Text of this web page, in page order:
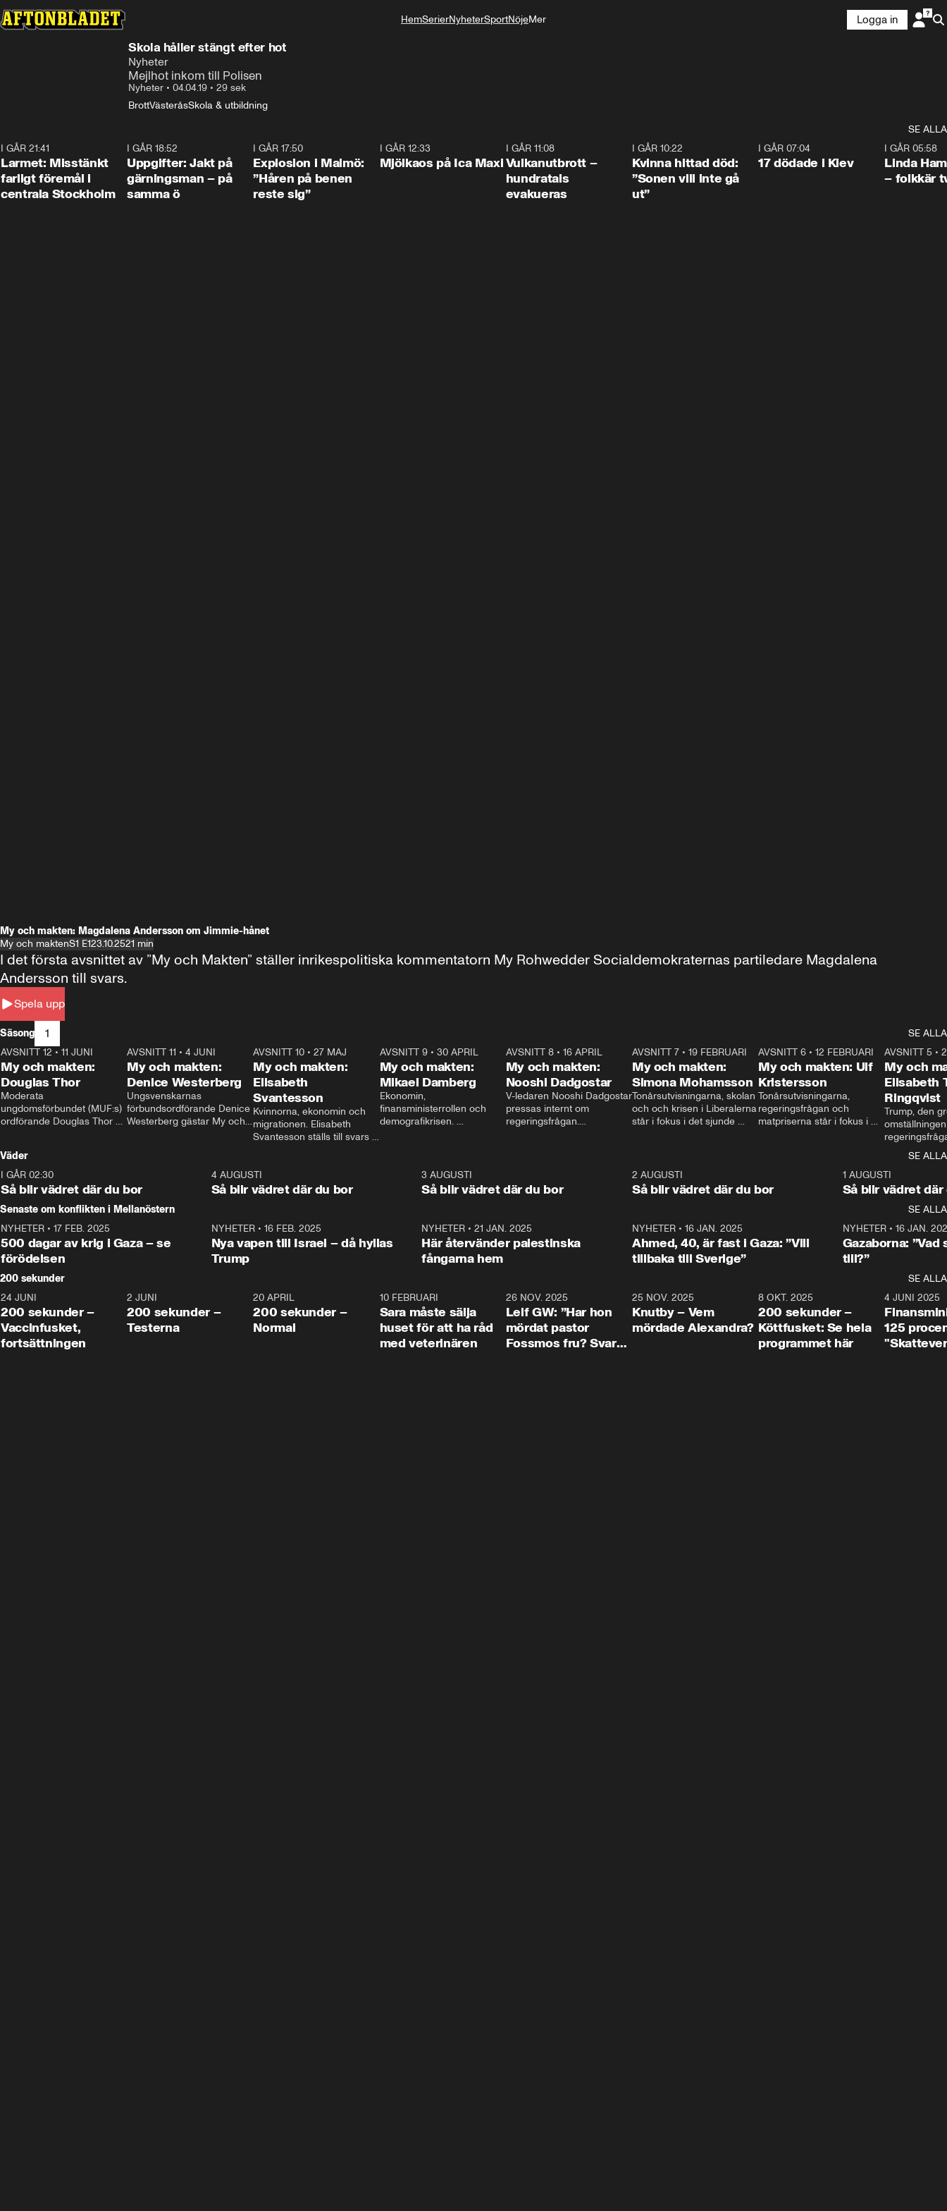
HemSerierNyheterSportNöjeMer
Logga in
Skola håller stängt efter hot
Nyheter
Mejlhot inkom till Polisen
Nyheter • 04.04.19 • 29 sek
BrottVästeråsSkola & utbildning
SE ALLA
I GÅR 21:41
Larmet: Misstänkt
farligt föremål i
centrala Stockholm
I GÅR 18:52
Uppgifter: Jakt på
gärningsman – på
samma ö
I GÅR 17:50
Explosion i Malmö:
”Håren på benen
reste sig”
I GÅR 12:33
Mjölkaos på Ica Maxi
I GÅR 11:08
Vulkanutbrott –
hundratals
evakueras
I GÅR 10:22
Kvinna hittad död:
”Sonen vill inte gå
ut”
I GÅR 07:04
17 dödade i Kiev
I GÅR 05:58
Linda
– folkkär
My och makten: Magdalena Andersson om Jimmie-hånet
My och maktenS1 E123.10.2521 min
Spela upp
I det första avsnittet av ”My och Makten” ställer inrikespolitiska kommentatorn My Rohwedder Socialdemokraternas partiledare Magdalena
Andersson till svars.
Säsong 1
SE ALLA
26:27
AVSNITT 12 • 11 JUNI
My och makten:
Douglas Thor
Moderata
ungdomsförbundet (MUF:s)
ordförande Douglas Thor
tonårsutvisningarna och hur
Moderaterna ska locka
väljare till valet i höst.
23:40
AVSNITT 11 •4 JUNI
My och makten:
Denice Westerberg
Ungsvenskarnas
förbundsordförande Denice
Westerberg gästar My och
AVSNITT 10 •27 MAJ
My och makten:
Elisabeth
Svantesson
Kvinnorna, ekonomin och
migrationen. Elisabeth
Svantesson ställs till svars
AVSNITT 9• 30 APRIL
My och makten:
Mikael Damberg
Ekonomin,
finansministerrollen och
demografikrisen.
och Makten.
AVSNITT 8• 16 APRIL
My och makten:
Nooshi Dadgostar
V-ledaren Nooshi Dadgostar
pressas internt om
regeringsfrågan.
– Vi ställer upp i val. Ska vi
vara med så sitter vi förstås
24:30
AVSNITT 7• 19 FEBRUARI
My och makten:
Simona Mohamsson
Tonårsutvisningarna, skolan
och och krisen i Liberalerna
står i fokus i det sjunde
kommentator My
Rohwedder ställer
utbildnings- och
Mohamsson till svars.
27:30
AVSNITT 6 •12 FEBRUARI
My och makten: Ulf
Kristersson
Tonårsutvisningarna,
regeringsfrågan och
matpriserna står i fokus i
Rohwedder ställer
statsminister Ulf Kristersson
AVSNITT 5 •
My och
Elisabeth
Ringqvist
Trump, den
centrum i
avsnittet av
Makten”. Se
Aftonbladets
Rohwedder
Thand Ring
Väder
SE ALLA
I GÅR 02:30
Så blir vädret där du bor
1:06
4 AUGUSTI
Så blir vädret där du bor
3 AUGUSTI
Så blir vädret där du bor
2 AUGUSTI
Så blir vädret där du bor
1 AUGUSTI
Så blir vädret där
Senaste om konflikten i Mellanöstern
SE ALLA
NYHETER • 17 FEB. 2025
500 dagar av krig i Gaza – se
förödelsen
NYHETER• 16 FEB. 2025
Nya vapen till Israel – då hyllas
Trump
NYHETER •21 JAN. 2025
Här återvänder palestinska
fångarna hem
NYHETER• 16 JAN. 2025
Ahmed, 40, är fast i Gaza: ”Vill
tillbaka till Sverige”
NYHETER• 16 JAN.
Gazaborna:
till?”
200 sekunder
SE ALLA
5:00
24 JUNI
200 sekunder –
Vaccinfusket,
fortsättningen
4:23
2 JUNI
200 sekunder –
Testerna
20 APRIL
200 sekunder –
Normal
10 FEBRUARI
Sara måste sälja
huset för att ha råd
med veterinären
26 NOV. 2025
Leif GW: ”Har hon
mördat pastor
Fossmos fru? Svar
31:05
25 NOV. 2025
Knutby – Vem
mördade Alexandra?
4:29
8 OKT. 2025
200 sekunder –
Köttfusket: Se hela
programmet här
4 JUNI 2025
125